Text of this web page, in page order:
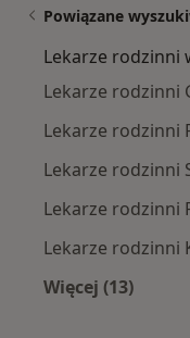
Powiązane
Lekarze rodzinni
Lekarze rodzinni
Lekarze rodzinni
Lekarze rodzinni
Lekarze rodzinni
Lekarze rodzinni
Więcej (13)